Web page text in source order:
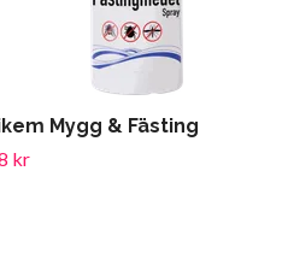
Mygg & Fästing
kr